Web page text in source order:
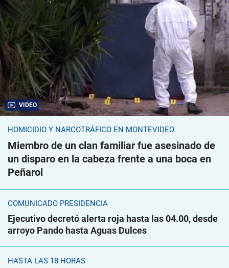
VIDEO
HOMICIDIO Y NARCOTRÁFICO EN MONTEVIDEO
Miembro de un clan familiar fue asesinado de
un disparo en la cabeza frente a una boca en
Peñarol
COMUNICADO PRESIDENCIA
Ejecutivo decretó alerta roja hasta las 04.00, desde
arroyo Pando hasta Aguas Dulces
HASTA LAS 18 HORAS